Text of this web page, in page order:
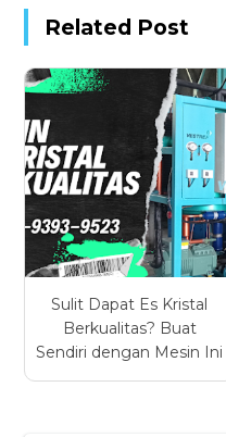
Related Post
Sulit Dapat Es Kristal
Berkualitas? Buat
Sendiri dengan Mesin Ini